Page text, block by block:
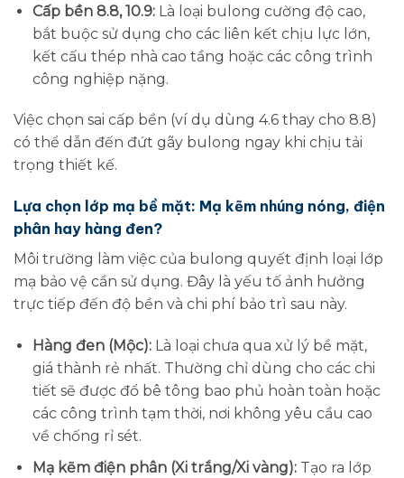
Cấp bền 8.8, 10.9:Là loại bulong cường độ cao,
bắt buộc sử dụng cho các liên kết chịu lực lớn,
kết cấu thép nhà cao tầng hoặc các công trình
công nghiệp nặng.
Việc chọn sai cấp bền (ví dụ dùng 4.6 thay cho 8.8)
có thể dẫn đến đứt gãy bulong ngay khi chịu tải
trọng thiết kế.
Lựa chọn lớp mạ bề mặt: Mạ kẽm nhúng nóng, điện
phân hay hàng đen?
Môi trường làm việc của bulong quyết định loại lớp
mạ bảo vệ cần sử dụng. Đây là yếu tố ảnh hưởng
trực tiếp đến độ bền và chi phí bảo trì sau này.
Hàng đen (Mộc):Là loại chưa qua xử lý bề mặt,
giá thành rẻ nhất. Thường chỉ dùng cho các chi
tiết sẽ được đổ bê tông bao phủ hoàn toàn hoặc
các công trình tạm thời, nơi không yêu cầu cao
về chống rỉ sét.
Mạ kẽm điện phân (Xi trắng/Xi vàng):Tạo ra lớp